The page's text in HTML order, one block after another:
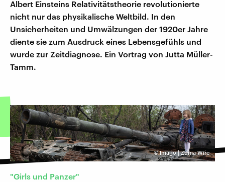
Albert Einsteins Relativitätstheorie revolutionierte
nicht nur das physikalische Weltbild. In den
Unsicherheiten und Umwälzungen der 1920er Jahre
diente sie zum Ausdruck eines Lebensgefühls und
wurde zur Zeitdiagnose. Ein Vortrag von Jutta Müller-
Tamm.
©Imago | Zuma Wire
"Girls und Panzer"